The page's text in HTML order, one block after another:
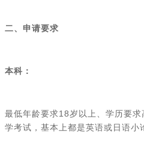
二、申请要求
本科：
最低年龄要求18岁以上、学历要
学考试，基本上都是英语或日语小